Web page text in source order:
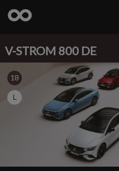
V-STROM 800 DE
18
L